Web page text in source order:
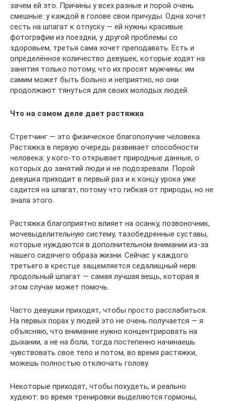
зачем ей это. Причины у всех разные и порой очень
смешные: у каждой в голове свои причуды. Одна хочет
сесть на шпагат к отпуску — ей нужны красивые
фотографии из поездки, у другой проблемы со
здоровьем, третья сама хочет преподавать. Есть и
определённое количество девушек, которые ходят на
занятия только потому, что их просят мужчины: им
самим может быть больно и неприятно, но они
продолжают тянуться для своих молодых людей.
Что на самом деле дает растяжка
Стретчинг — это физическое благополучие человека.
Растяжка в первую очередь развивает способности
человека: у кого-то открывает природные данные, о
которых до занятий люди и не подозревали. Порой
девушка приходит в первый раз и к концу урока уже
садится на шпагат, потому что гибкая от природы, но не
знала этого.
Растяжка благоприятно влияет на осанку, позвоночник,
мочевыделительную систему, тазобедренные суставы,
которые нуждаются в дополнительном внимании из-за
нашего сидячего образа жизни. Сейчас у каждого
третьего в крестце защемляется седалищный нерв:
продольный шпагат — самая лучшая вещь, которая в
этом случае может помочь.
Часто девушки приходят, чтобы просто расслабиться.
На первых порах у людей это не очень получается — я
объясняю, что внимание нужно концентрировать на
дыхании, а не на боли, тогда постепенно начинаешь
чувствовать свое тело и потом, во время растяжки,
можешь полностью отключать голову.
Некоторые приходят, чтобы похудеть, и реально
худеют: во время тренировки выделяются гормоны,